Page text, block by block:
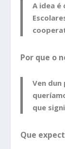
A idea é
Por que o
Ven
que
Que